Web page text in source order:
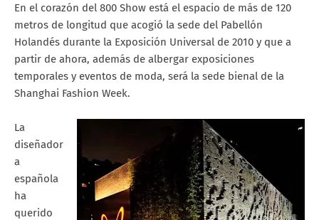
En el corazón del 800 Show está el espacio de más de 120
metros de longitud que acogió la sede del Pabellón
Holandés durante la Exposición Universal de 2010 y que a
partir de ahora, además de albergar exposiciones
temporales y eventos de moda, será la sede bienal de la
Shanghai Fashion Week.
La
diseñador
a
española
ha
querido